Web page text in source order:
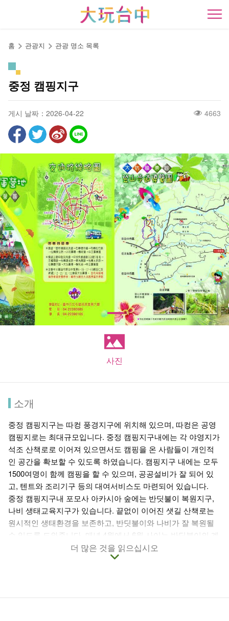
開
홈 관광지 관광 명소 목록
중정 캠핑지구
게시 날짜：2026-04-22 4663
사진
소개
중정 캠핑지구는 따컹 풍경지구에 위치해 있으며, 따컹은 공영
캠핑지로는 최대규모입니다. 중정 캠핑지구내에는 각 야영지가
석조 산책로로 이어져 있으면서도 캠핑을 온 사람들이 개인적
인 공간을 확보할 수 있도록 하였습니다. 캠핑지구 내에는 모두
1500여명이 함께 캠핑을 할 수 있으며, 공공설비가 잘 되어 있
고, 텐트와 조리기구 등의 대여서비스도 마련되어 있습니다.
중정 캠핑지구내 포모사 아카시아 숲에는 반딧불이 복원지구,
나비 생태교육지구가 있습니다. 끝없이 이어진 샛길 산책로는
원시적인 생태환경을 보존하고, 반딧불이와 나비가 잘 복원될
수 있도록 도와줍니다. 매년 4월에서 6월 사이는 반딧불이의 계
절로 수많은 관광객들을 캠핑지구로 불러모으고 있습니다.
캠핑의 즐거움을 체험해보고 싶으시다면 중정 캠핑지구의 관리
니다.
더 많은 것을 읽으십시오